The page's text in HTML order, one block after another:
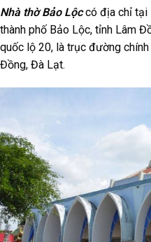
Nhà thờ Bảo Lộccó địa chỉ tại
thành phố Bảo Lộc, tỉnh Lâm
quốc lộ 20, là trục đường
Đồng, Đà Lạt.